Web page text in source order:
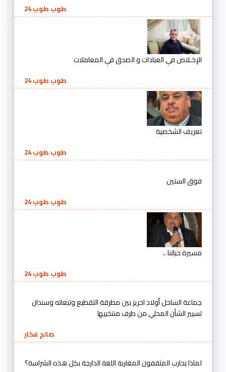
طوب طوب 24
الإخـلاص في العبادات و الصدق في المعاملات
طوب طوب 24
تعريف الشخصية
طوب طوب 24
فوق الستين
طوب طوب 24
مسيرة حياتنا ..
طوب طوب 24
جماعة الساحل أولاد احريز بين مطرقة التقطيع وتبعاته وسندان
تسيير الشأن المحلي من طرف منتخبيها
صالح فكار
لماذا يحارب المثقفون المغاربة اللغة الدارجة بكل هذه الشراسة؟